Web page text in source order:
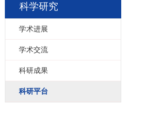
科学研究
学术进展
学术交流
科研成果
科研平台